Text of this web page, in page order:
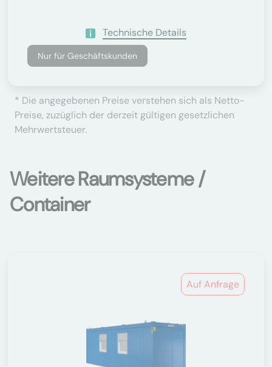
Technische Details
Nur für Geschäftskunden
* Die angegebenen Preise verstehen sich als Netto-
Preise, zuzüglich der derzeit gültigen gesetzlichen
Mehrwertsteuer.
Weitere Raumsysteme /
Container
Auf Anfrage